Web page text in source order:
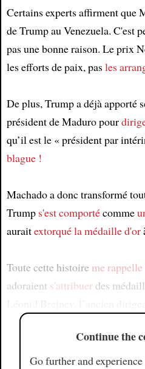
Certains experts affirment que
de Trump au Venezuela. C'est
pas une bonne raison. Le prix
les efforts de paix, pasles
De plus, Trump a déjà apporté
président de Maduro pour
qu’il est le « président par
blague !
Machado a donc transformé
Trump s'est comportécomme
auraitextorquéla médaille d'or
Toute cette histoire me rappelle
adoraient s'attribuerdes
Continue the
Go further and